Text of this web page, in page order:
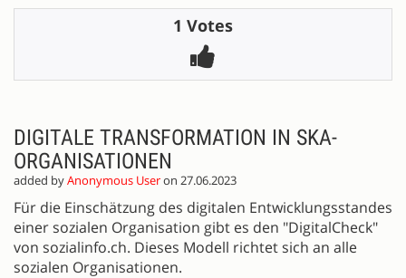
1 Votes
DIGITALE TRANSFORMATION IN SKA-
ORGANISATIONEN
added byAnonymous Useron 27.06.2023
Für die Einschätzung des digitalen Entwicklungsstandes
einer sozialen Organisation gibt es den "DigitalCheck"
von sozialinfo.ch. Dieses Modell richtet sich an alle
sozialen Organisationen.